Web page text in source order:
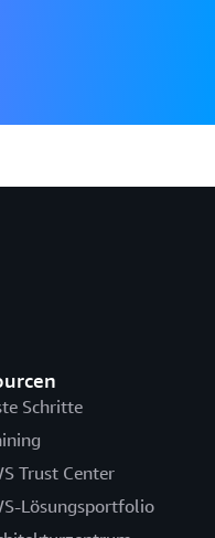
Schritte
Trust Center
Lösungsportfolio